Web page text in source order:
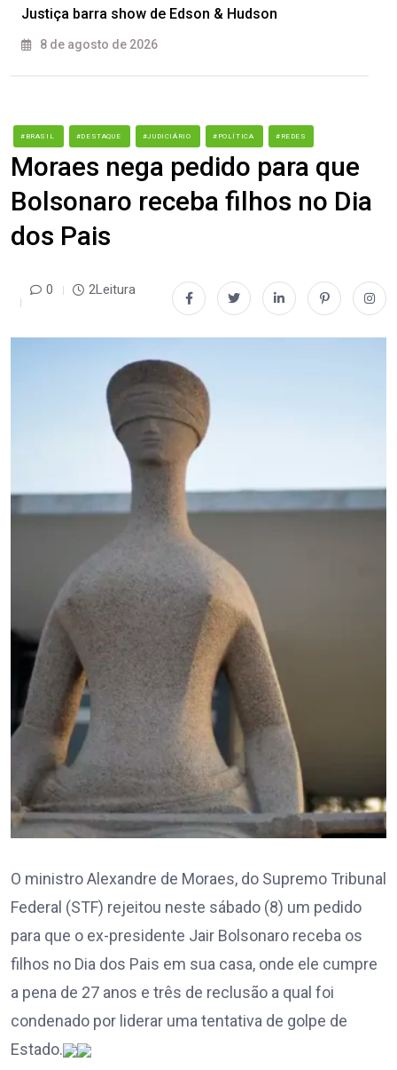
Justiça barra show de Edson & Hudson
8 de agosto de 2026
#BRASIL #DESTAQUE #JUDICIÁRIO #POLÍTICA #REDES
Moraes nega pedido para que
Bolsonaro receba filhos no Dia
dos Pais
0 2Leitura
O ministro Alexandre de Moraes, do Supremo Tribunal
Federal (STF) rejeitou neste sábado (8) um pedido
para que o ex-presidente Jair Bolsonaro receba os
filhos no Dia dos Pais em sua casa, onde ele cumpre
a pena de 27 anos e três de reclusão a qual foi
condenado por liderar uma tentativa de golpe de
Estado.